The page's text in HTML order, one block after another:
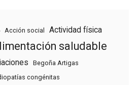
Acción social Actividad física
saludable
Begoña Artigas
congénitas